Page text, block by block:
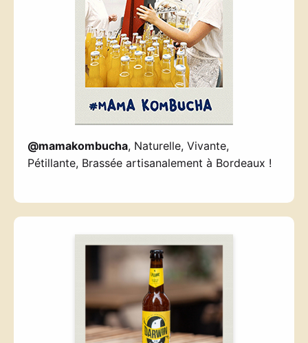
@mamakombucha, Naturelle, Vivante,
Pétillante, Brassée artisanalement à Bordeaux !